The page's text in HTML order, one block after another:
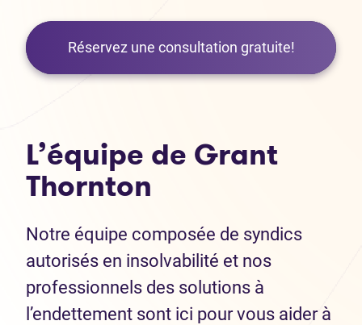
Réservez une consultation gratuite!
L’équipe de Grant
Thornton
Notre équipe composée de syndics
autorisés en insolvabilité et nos
professionnels des solutions à
l’endettement sont ici pour vous aider à